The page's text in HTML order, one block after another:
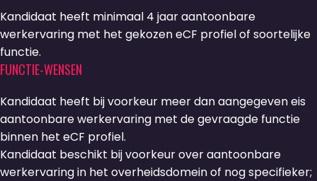
Kandidaat heeft minimaal 4 jaar aantoonbare
werkervaring met het gekozen eCF profiel of soortelijke
functie.
FUNCTIE-WENSEN
Kandidaat heeft bij voorkeur meer dan aangegeven eis
aantoonbare werkervaring met de gevraagde functie
binnen het eCF profiel.
Kandidaat beschikt bij voorkeur over aantoonbare
werkervaring in het overheidsdomein of nog specifieker;